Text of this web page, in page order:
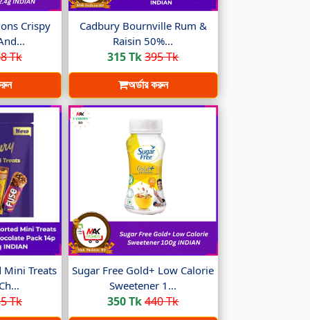
Crispy
Tk
Cadbury Bournville Rum &
Raisin 50%...
315 Tk 395 Tk
অর্ডার করুন
Mini Treats
Tk
Sugar Free Gold+ Low Calorie
Sweetener 1...
350 Tk 440 Tk